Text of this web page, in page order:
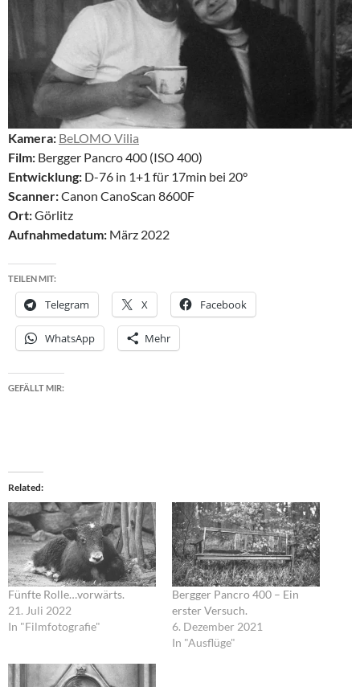
Kamera: BeLOMO Vilia
Film: Bergger Pancro 400 (ISO 400)
Entwicklung: D-76 in 1+1 für 17min bei 20°
Scanner:Canon CanoScan 8600F
Ort:Görlitz
Aufnahmedatum: März 2022
TEILEN MIT:
Telegram X Facebook
WhatsApp Mehr
GEFÄLLT MIR:
Related
Fünfte Rolle…vorwärts.
21. Juli 2022
In "Filmfotografie"
Bergger Pancro 400 – Ein
erster Versuch.
6. Dezember 2021
In "Ausflüge"